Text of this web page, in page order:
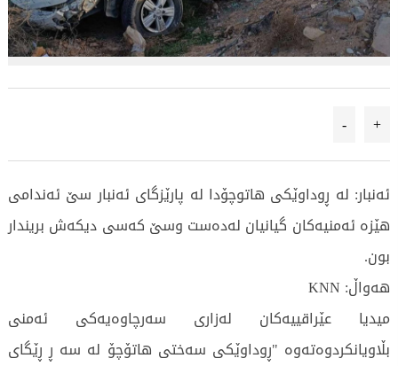
+
-
ئەنبار: لە ڕوداوێکی هاتوچۆدا لە پارێزگای ئەنبار سێ ئەندامی
هێزە ئەمنیەکان گیانیان لەدەست وسێ کەسی دیکەش بریندار
بون.
هەواڵ: KNN
میدیا عێراقییەکان لەزاری سەرچاوەیەکی ئەمنی
بڵاویانکردوەتەوە "ڕوداوێکی سەختی هاتۆچۆ له سه ڕ ڕێگای